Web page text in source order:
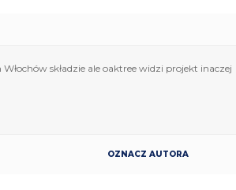
składzie ale oaktree widzi projekt inaczej
OZNACZ AUTORA